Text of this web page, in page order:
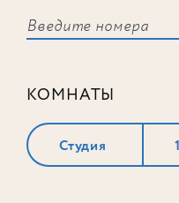
КОМНАТЫ
Студия 1